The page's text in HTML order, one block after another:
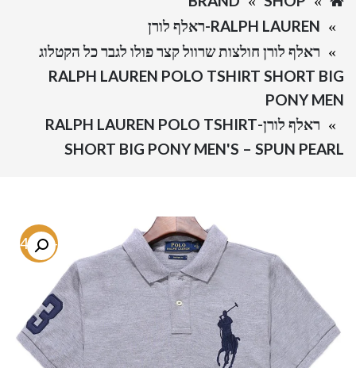
RALPH LAUREN-ראלף לורן
ראלף לורן חולצות שרוול קצר פולו לגבר כל הקטלוג
RALPH LAUREN POLO TSHIRT SHORT BIG
PONY MEN
ראלף לורן-RALPH LAUREN POLO TSHIRT
SHORT BIG PONY MEN'S – SPUN PEARL
-64.7%